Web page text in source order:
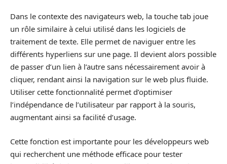
Dans le contexte des navigateurs web, la touche tab joue
un rôle similaire à celui utilisé dans les logiciels de
traitement de texte. Elle permet de naviguer entre les
différents hyperliens sur une page. Il devient alors possible
de passer d’un lien à l’autre sans nécessairement avoir à
cliquer, rendant ainsi la navigation sur le web plus fluide.
Utiliser cette fonctionnalité permet d’optimiser
l’indépendance de l’utilisateur par rapport à la souris,
augmentant ainsi sa facilité d’usage.
Cette fonction est importante pour les développeurs web
qui recherchent une méthode efficace pour tester